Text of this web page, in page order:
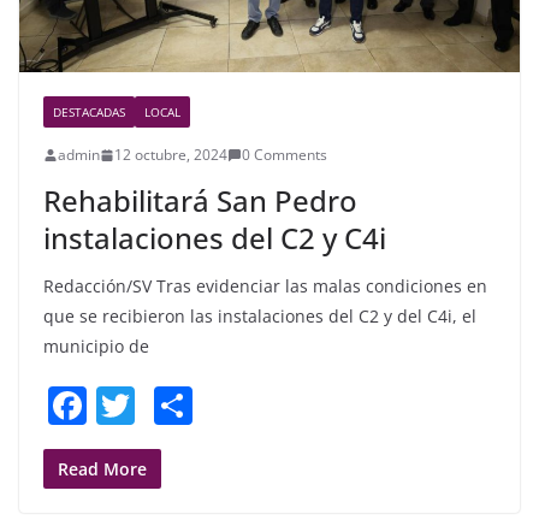
DESTACADAS LOCAL
admin 12 octubre, 2024 0 Comments
Rehabilitará San Pedro
instalaciones del C2 y C4i
Redacción/SV Tras evidenciar las malas condiciones en
que se recibieron las instalaciones del C2 y del C4i, el
municipio de
F
a
c
T
w
itt
Read More